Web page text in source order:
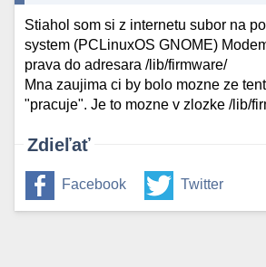
Stiahol som si z internetu subor na
system (PCLinuxOS GNOME)
prava do adresara /lib/firmware/
Mna zaujima ci by bolo mozne ze
"pracuje". Je to mozne v zlozke /lib/
Zdieľať
Facebook Twitter